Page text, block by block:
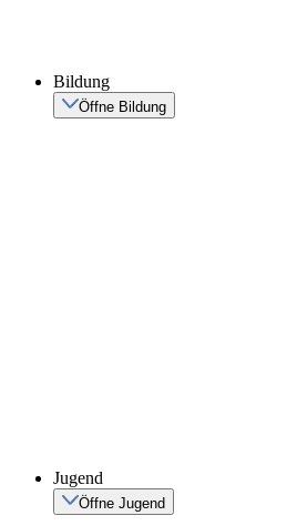
Bildung
Öffne Bildung
Jugend
Öffne Jugend